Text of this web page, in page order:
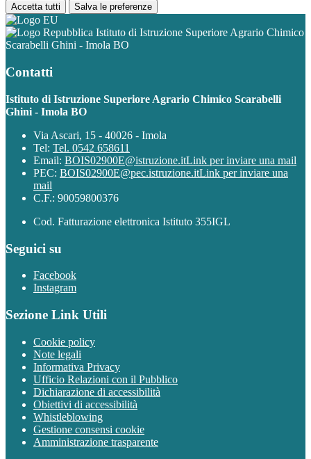
Accetta tutti Salva le preferenze
Istituto di Istruzione Superiore Agrario Chimico
Scarabelli Ghini - Imola BO
Contatti
Istituto di Istruzione Superiore Agrario Chimico Scarabelli
Ghini - Imola BO
Via Ascari, 15 - 40026 - Imola
Tel: Tel. 0542 658611
Email: BOIS02900E@istruzione.itLink per inviare una mail
PEC: BOIS02900E@pec.istruzione.itLink per inviare una
mail
C.F.: 90059800376
Cod. Fatturazione elettronica Istituto 355IGL
Seguici su
Facebook
Instagram
Sezione Link Utili
Cookie policy
Note legali
Informativa Privacy
Ufficio Relazioni con il Pubblico
Dichiarazione di accessibilità
Obiettivi di accessibilità
Whistleblowing
Gestione consensi cookie
Amministrazione trasparente